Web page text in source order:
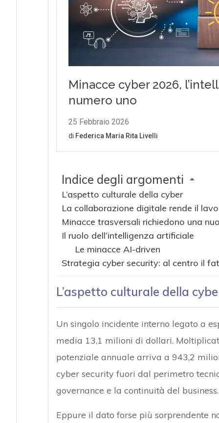
Indice degli argomenti
L’aspetto culturale della cyber
La collaborazione digitale rende il
Minacce trasversali richiedono una
Il ruolo dell’intelligenza artificiale
Le minacce AI-driven
Strategia cyber security: al centro il
L’aspetto culturale della
Un singolo incidente interno legato a
media 13,1 milioni di dollari.
potenziale annuale arriva a 943,2
cyber security fuori dal perimetro
governance e la continuità del business.
Eppure il dato forse più sorprendente